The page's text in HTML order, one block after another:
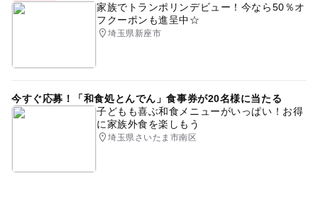
予約ページ
予約はこちらから
家族でトランポリンデビュー！今なら50％オ
フクーポンも進呈中☆
埼玉県新座市
今すぐ応募！「和食処とんでん」食事券が20名様に当たる
子どもも喜ぶ和食メニューがいっぱい！お得
に家族外食を楽しもう
埼玉県さいたま市南区